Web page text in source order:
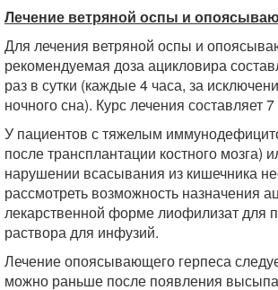
Лечение ветряной оспы и
Для лечения ветряной оспы и
рекомендуемая доза ацикловира
раз в сутки (каждые 4 часа, за
ночного сна). Курс лечения составляет
У пациентов с тяжелым
после трансплантации костного мозга)
нарушении всасывания из кишечника
рассмотреть возможность назначения
лекарственной форме лиофилизат для
раствора для инфузий.
Лечение опоясывающего герпеса
можно раньше после появления